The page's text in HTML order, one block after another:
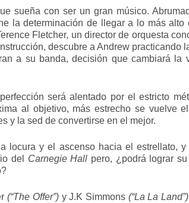
sueña con ser un gran músico.
la determinación de llegar a lo más alto
Fletcher, un director de orquesta
descubre a Andrew practicando
a su banda, decisión que cambiará la
será alentado por el estricto
al objetivo, más estrecho se vuelve
y la sed de convertirse en el mejor.
locura y el ascenso hacia el estrellato, y
del Carnegie Hall pero, ¿podrá lograr
(“The Offer”)y J.K Simmons (“La La Land”)